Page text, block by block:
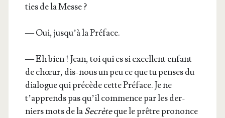
ties de la Messe ?
— Oui, jusqu’à la Préface.
— Eh bien ! Jean, toi qui es si excellent enfant
de chœur, dis-nous un peu ce que tu penses du
dia­logue qui pré­cède cette Pré­face. Je ne
t’apprends pas qu’il com­mence par les der­
niers mots de laSecrèteque le prêtre pro­nonce